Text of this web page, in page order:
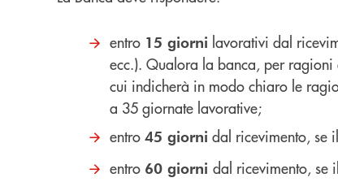
entro 15 giorni lavorativi dal
ecc.). Qualora la banca, per
cui indicherà in modo chiaro le
a 35 giornate lavorative;
entro 45 giorni dal ricevimento, se
entro 60 giorni dal ricevimento, se